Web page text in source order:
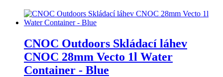
CNOC Outdoors Skládací láhev
CNOC 28mm Vecto 1l Water
Container - Blue